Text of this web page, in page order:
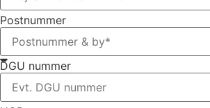
Postnummer
DGU nummer